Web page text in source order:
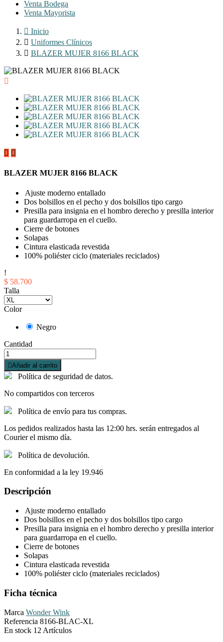
Venta Bodega
Venta Mayorista
 Inicio
 Uniformes Clínicos
 BLAZER MUJER 8166 BLACK

 
BLAZER MUJER 8166 BLACK
Ajuste moderno entallado
Dos bolsillos en el pecho y dos bolsillos tipo cargo
Presilla para insignia en el hombro derecho y presilla interior
para guardarropa en el cuello.
Cierre de botones
Solapas
Cintura elasticada revestida
100% poliéster ciclo (materiales reciclados)
!
$ 58.700
Talla
Color
Negro
Cantidad
Añadir al carrito
Política de seguridad de datos.
No compartidos con terceros
Política de envío para tus compras.
Los pedidos realizados hasta las 12:00 hrs. serán entregados al
Courier el mismo día.
Política de devolución.
En conformidad a la ley 19.946
Descripción
Ajuste moderno entallado
Dos bolsillos en el pecho y dos bolsillos tipo cargo
Presilla para insignia en el hombro derecho y presilla interior
para guardarropa en el cuello.
Cierre de botones
Solapas
Cintura elasticada revestida
100% poliéster ciclo (materiales reciclados)
Ficha técnica
Marca Wonder Wink
Referencia 8166-BLAC-XL
En stock 12 Artículos